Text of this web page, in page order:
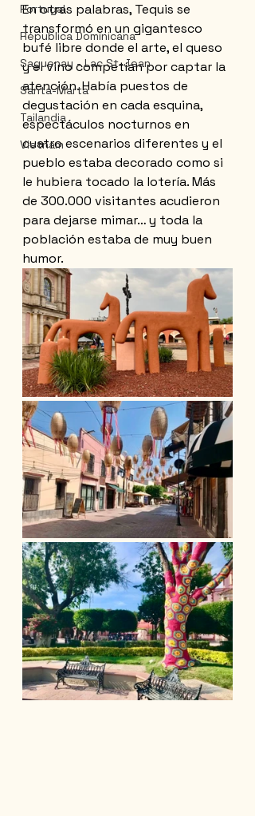
Portugal
Républica Dominicana
Saguenay - Lac St-Jean
Santa-Marta
Tailandia
Vietnam
En otras palabras, Tequis se
transformó en un gigantesco
bufé libre donde el arte, el queso
y el vino competían por captar la
atención. Había puestos de
degustación en cada esquina,
espectáculos nocturnos en
cuatro escenarios diferentes y el
pueblo estaba decorado como si
le hubiera tocado la lotería. Más
de 300.000 visitantes acudieron
para dejarse mimar… y toda la
población estaba de muy buen
humor.